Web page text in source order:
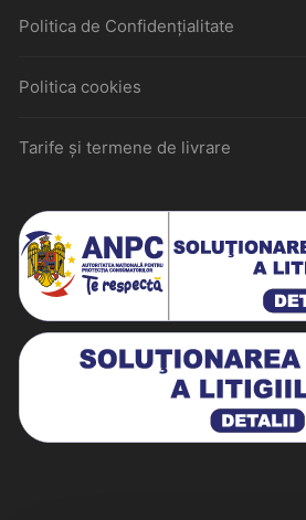
Politica de Confidențialitate
Politica cookies
Tarife și termene de livrare